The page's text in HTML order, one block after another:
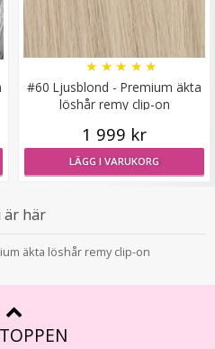
löshår remy microringar
loop
VÄLJ
#60 Ljusblond - Premium äkta
löshår remy clip-on
★ ★ ★ ★ ★
1 999 kr
LÄGG I VARUKORG
är här
äkta löshår remy clip-on